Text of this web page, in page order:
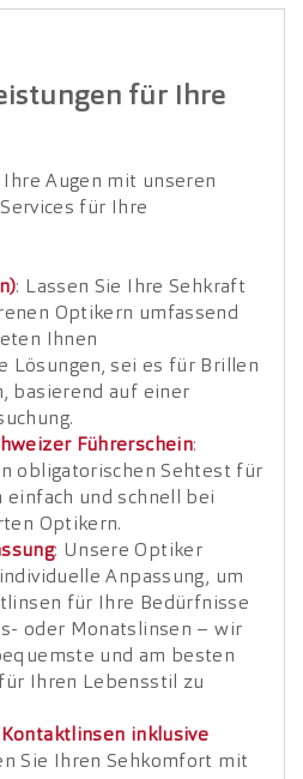
für Ihre
Augen mit unseren
für Ihre
: Lassen Sie Ihre Sehkraft
Optikern umfassend
Ihnen
Lösungen, sei es für Brillen
basierend auf einer
Führerschein:
obligatorischen Sehtest für
einfach und schnell bei
Optikern.
: Unsere Optiker
Anpassung, um
für Ihre Bedürfnisse
oder Monatslinsen – wir
und am besten
Ihren Lebensstil zu
inklusive
Sie Ihren Sehkomfort mit